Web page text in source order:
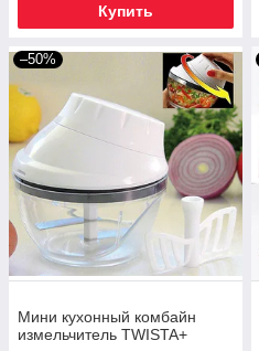
Купить
–50%
Мини кухонный комбайн
измельчитель TWISTA+